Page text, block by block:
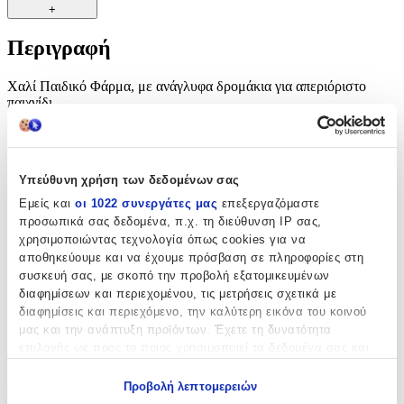
Υπεύθυνη χρήση των δεδομένων σας
Εμείς και οι 1022 συνεργάτες μας επεξεργαζόμαστε
προσωπικά σας δεδομένα, π.χ. τη διεύθυνση IP σας,
χρησιμοποιώντας τεχνολογία όπως cookies για να
αποθηκεύουμε και να έχουμε πρόσβαση σε πληροφορίες στη
συσκευή σας, με σκοπό την προβολή εξατομικευμένων
διαφημίσεων και περιεχομένου, τις μετρήσεις σχετικά με
διαφημίσεις και περιεχόμενο, την καλύτερη εικόνα του κοινού
μας και την ανάπτυξη προϊόντων. Έχετε τη δυνατότητα
Προβολή λεπτομερειών
+
Περιγραφή
Χαλί Παιδικό Φάρμα, με ανάγλυφα δρομάκια για απεριόριστο
παιχνίδι.
Προσθέστε χρώμα και ζεστασιά στα παιδικά δωμάτια των παιδιών
σας με τα μοναδικά σχέδια τις νέας μας συλλογής.
Είναι απαλά στην αφή, με υποαλλεργικά ανεξίτηλα χρώματα και
ανθεκτικά στη χρήση.
Σχεδιασμένο με αντοχή στην καθημερινή φθορά, αυτό το χαλί είναι
φιλικό προς τα παιδιά και τα κατοικίδια και ιδανικό για την παιδική
σας κρεβατοκάμαρα, το νηπιαγωγείο ή την αίθουσα παιχνιδιών.
Πέλος: 10mm ±2
Ποιότητα: 100% Πολυπροπυλένιο.
χρώματα μπορεί να διαφέρουν ελαφρώς .Σε ορισμένες